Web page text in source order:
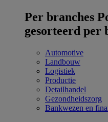
Per branches
gesorteerd per
Automotive
Landbouw
Logistiek
Productie
Detailhandel
Gezondheidszorg
Bankwezen en